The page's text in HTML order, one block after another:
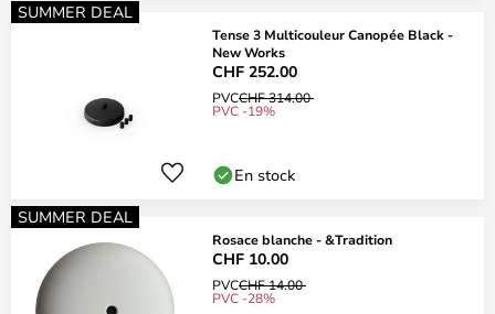
SUMMER DEAL
Tense 3 Multicouleur Canopée Black -
New Works
CHF 252.00
PVCCHF 314.00
PVC -19%
En stock
SUMMER DEAL
Rosace blanche - &Tradition
CHF 10.00
PVCCHF 14.00
PVC -28%